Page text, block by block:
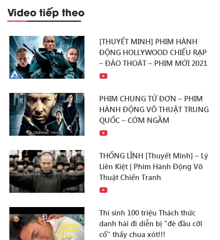
Video tiếp theo
[THUYẾT MINH] PHIM HÀNH
ĐỘNG HOLLYWOOD CHIẾU RẠP
– ĐÀO THOÁT – PHIM MỚI 2021
PHIM CHUNG TỬ ĐƠN – PHIM
HÀNH ĐỘNG VÕ THUẬT TRUNG
QUỐC – CỚM NGẦM
THỐNG LĨNH [Thuyết Minh] – Lý
Liên Kiệt | Phim Hành Động Võ
Thuật Chiến Tranh
Thí sinh 100 triệu Thách thức
danh hài đi diễn bị "đè đầu cỡi
cổ" thấy chua xót!!!